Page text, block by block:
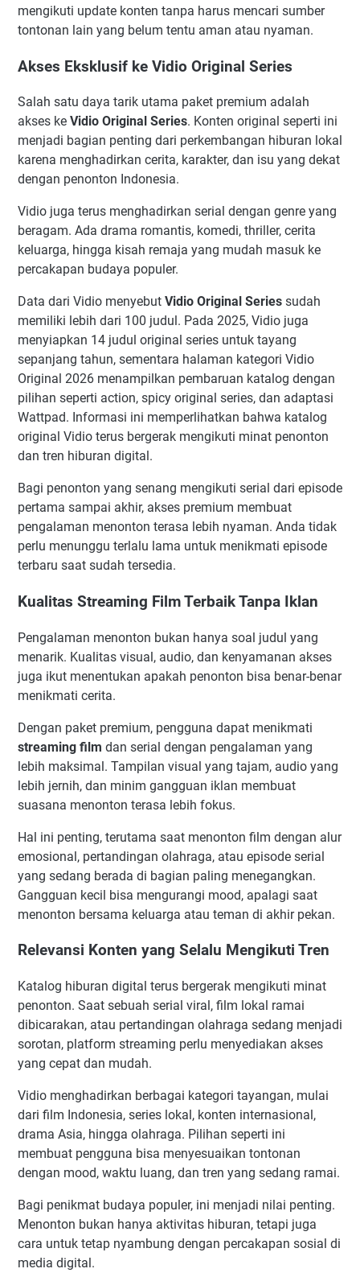
mengikuti update konten tanpa harus mencari sumber
tontonan lain yang belum tentu aman atau nyaman.
Akses Eksklusif ke Vidio Original Series
Salah satu daya tarik utama paket premium adalah
akses ke Vidio Original Series. Konten original seperti ini
menjadi bagian penting dari perkembangan hiburan lokal
karena menghadirkan cerita, karakter, dan isu yang dekat
dengan penonton Indonesia.
Vidio juga terus menghadirkan serial dengan genre yang
beragam. Ada drama romantis, komedi, thriller, cerita
keluarga, hingga kisah remaja yang mudah masuk ke
percakapan budaya populer.
Data dari Vidio menyebut Vidio Original Series sudah
memiliki lebih dari 100 judul. Pada 2025, Vidio juga
menyiapkan 14 judul original series untuk tayang
sepanjang tahun, sementara halaman kategori Vidio
Original 2026 menampilkan pembaruan katalog dengan
pilihan seperti action, spicy original series, dan adaptasi
Wattpad. Informasi ini memperlihatkan bahwa katalog
original Vidio terus bergerak mengikuti minat penonton
dan tren hiburan digital.
Bagi penonton yang senang mengikuti serial dari episode
pertama sampai akhir, akses premium membuat
pengalaman menonton terasa lebih nyaman. Anda tidak
perlu menunggu terlalu lama untuk menikmati episode
terbaru saat sudah tersedia.
Kualitas Streaming Film Terbaik Tanpa Iklan
Pengalaman menonton bukan hanya soal judul yang
menarik. Kualitas visual, audio, dan kenyamanan akses
juga ikut menentukan apakah penonton bisa benar-benar
menikmati cerita.
Dengan paket premium, pengguna dapat menikmati
streaming film dan serial dengan pengalaman yang
lebih maksimal. Tampilan visual yang tajam, audio yang
lebih jernih, dan minim gangguan iklan membuat
suasana menonton terasa lebih fokus.
Hal ini penting, terutama saat menonton film dengan alur
emosional, pertandingan olahraga, atau episode serial
yang sedang berada di bagian paling menegangkan.
Gangguan kecil bisa mengurangi mood, apalagi saat
menonton bersama keluarga atau teman di akhir pekan.
Relevansi Konten yang Selalu Mengikuti Tren
Katalog hiburan digital terus bergerak mengikuti minat
penonton. Saat sebuah serial viral, film lokal ramai
dibicarakan, atau pertandingan olahraga sedang menjadi
sorotan, platform streaming perlu menyediakan akses
yang cepat dan mudah.
Vidio menghadirkan berbagai kategori tayangan, mulai
dari film Indonesia, series lokal, konten internasional,
drama Asia, hingga olahraga. Pilihan seperti ini
membuat pengguna bisa menyesuaikan tontonan
dengan mood, waktu luang, dan tren yang sedang ramai.
Bagi penikmat budaya populer, ini menjadi nilai penting.
Menonton bukan hanya aktivitas hiburan, tetapi juga
cara untuk tetap nyambung dengan percakapan sosial di
media digital.